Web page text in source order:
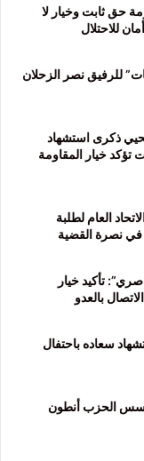
حق ثابت وخيار لا
للاحتلال
للرفيق نصر الزحلان
ذكرى استشهاد
تؤكد خيار المقاومة
العام لطلبة
في نصرة القضية
تأكيد خيار
بالعدو
في القومي تحيي الذكرى 77 لاستشهاد سعاده باحتفال
الحزب أنطون